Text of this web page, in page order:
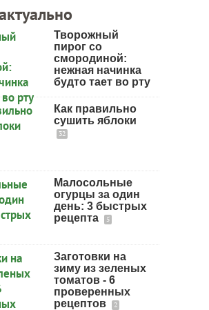
Творожный
пирог со
смородиной:
нежная начинка
будто тает во рту
Как правильно
сушить яблоки
32
Малосольные
огурцы за один
день: 3 быстрых
рецепта
5
Заготовки на
зиму из зеленых
томатов - 6
проверенных
рецептов
2